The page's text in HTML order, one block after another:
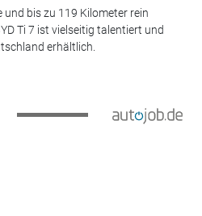
und bis zu 119 Kilometer rein
Ti 7 ist vielseitig talentiert und
erhältlich.